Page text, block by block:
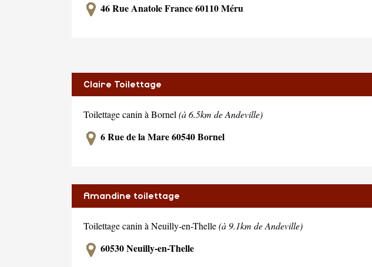
46 Rue Anatole France 60110 Méru
Claire Toilettage
Toilettage canin à Bornel(à 6.5km de Andeville)
6 Rue de la Mare 60540 Bornel
Amandine toilettage
Toilettage canin à Neuilly-en-Thelle(à 9.1km de Andeville)
60530 Neuilly-en-Thelle